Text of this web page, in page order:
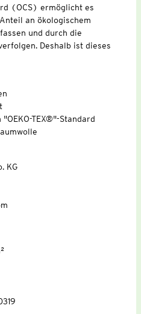
(OCS) ermöglicht es
an ökologischem
und durch die
Deshalb ist dieses
TEX®"-Standard
KG